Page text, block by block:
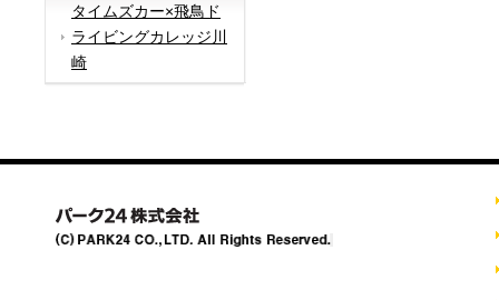
タイムズカー×飛鳥ド
ライビングカレッジ川
崎